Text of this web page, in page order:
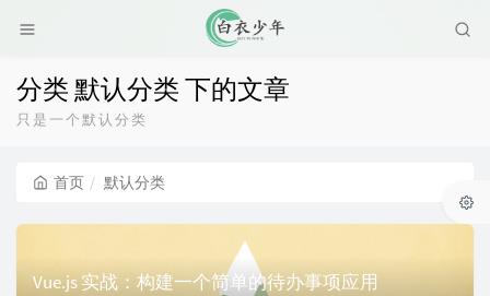
分类 默认分类 下的文章
只是一个默认分类
首页 默认分类
Vue.js 实战：构建一个简单的待办事项应用